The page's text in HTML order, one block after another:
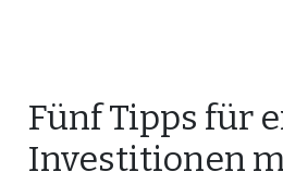
Fünf Tipps für
Investitionen